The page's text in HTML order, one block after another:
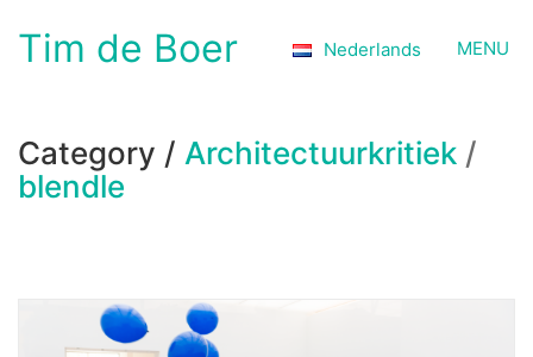
Tim de Boer Nederlands MENU
Category / Architectuurkritiek /
blendle